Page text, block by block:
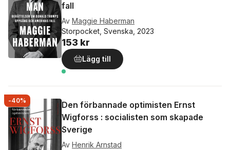
fall
Av Maggie Haberman
Storpocket, Svenska, 2023
153 kr
Lägg till
-40%
Den förbannade optimisten Ernst
Wigforss : socialisten som skapade
Sverige
Av Henrik Arnstad